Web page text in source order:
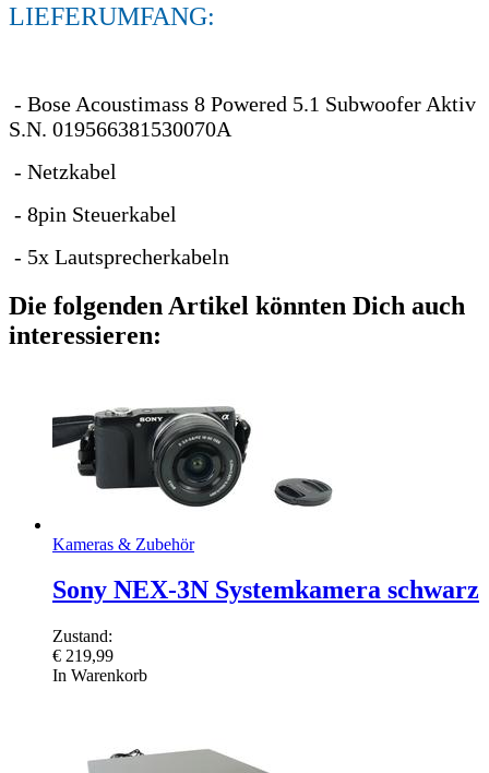
LIEFERUMFANG:
- Bose Acoustimass 8 Powered 5.1 Subwoofer Aktiv
S.N. 019566381530070A
- Netzkabel
- 8pin Steuerkabel
- 5x Lautsprecherkabeln
Die folgenden Artikel könnten Dich auch
interessieren:
Kameras & Zubehör
Sony NEX-3N Systemkamera schwarz
Zustand:
€ 219,99
In Warenkorb